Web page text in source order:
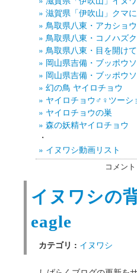
» 滋賀県「伊吹山」クマ
» 鳥取県八東・アカショ
» 鳥取県八東・コノハズク
» 鳥取県八東・目を開け
» 岡山県吉備・ブッポウ
» 岡山県吉備・ブッポウ
» 幻の鳥 ヤイロチョウ
» ヤイロチョウ♂♀ツーシ
» ヤイロチョウの巣
» 森の妖精ヤイロチョウ
・
» イヌワシ動画リスト
コメン
イヌワシの
eagle
カテゴリ : イヌワシ